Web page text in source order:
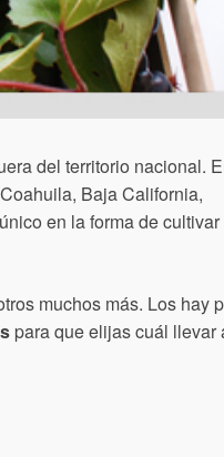
del territorio nacional.
Baja California,
en la forma de
muchos más. Los hay
para que elijas cuál llevar